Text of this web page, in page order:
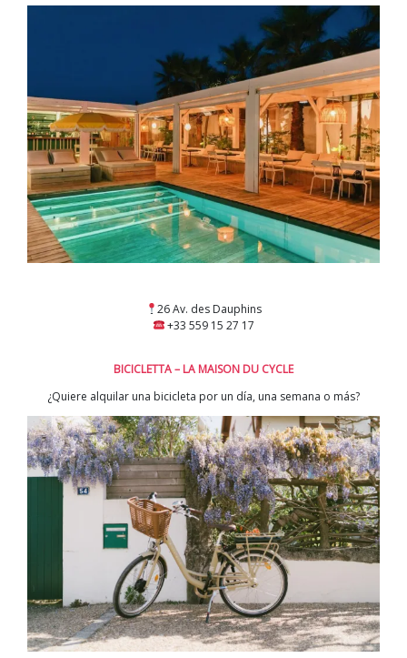
26 Av. des Dauphins
+33 559 15 27 17
BICICLETTA – LA MAISON DU CYCLE
¿Quiere alquilar una bicicleta por un día, una semana o más?